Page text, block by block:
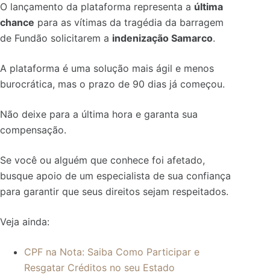
O lançamento da plataforma representa a última
chance para as vítimas da tragédia da barragem
de Fundão solicitarem a indenização Samarco.
A plataforma é uma solução mais ágil e menos
burocrática, mas o prazo de 90 dias já começou.
Não deixe para a última hora e garanta sua
compensação.
Se você ou alguém que conhece foi afetado,
busque apoio de um especialista de sua confiança
para garantir que seus direitos sejam respeitados.
Veja ainda:
CPF na Nota: Saiba Como Participar e
Resgatar Créditos no seu Estado